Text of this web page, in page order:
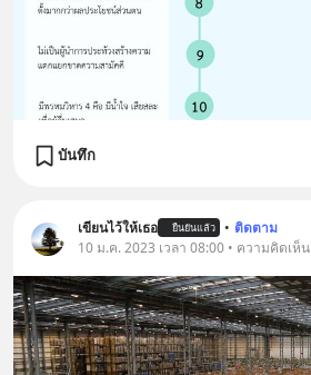
บันทึก
เขียนไว้ให้เธอ ยืนยันแล้ว • ติดตาม
10 ม.ค. 2023 เวลา 08:00 • ความคิดเห็น